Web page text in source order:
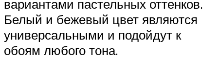
вариантами пастельных оттенков.
Белый и бежевый цвет являются
универсальными и подойдут к
обоям любого тона.